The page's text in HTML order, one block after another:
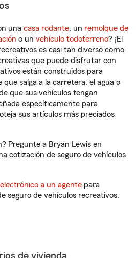
una casa rodante, un remolque de
o un vehículo todoterreno? ¡El
es casi tan diverso como
que puede disfrutar con
están construidos para
salga a la carretera, el agua o
que sus vehículos tengan
específicamente para
sus artículos más preciados
Pregunte a Bryan Lewis en
cotización de seguro de vehículos
a un agente para
seguro de vehículos recreativos.